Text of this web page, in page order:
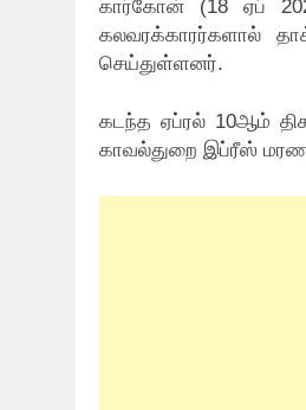
கார்கோன் (18 ஏப்
கலவரக்காரர்களால்
செய்துள்ளனர்.
கடந்த ஏப்ரல் 10ஆம்
காவல்துறை இப்ரீஸ்